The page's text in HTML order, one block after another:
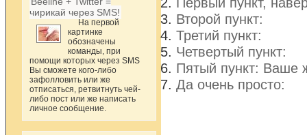
чирикай через SMS!
На первой
картинке
обозначены
команды, при
помощи которых через SMS
Вы сможете кого-либо
зафолловить или же
отписаться, ретвитнуть чей-
либо пост или же написать
личное сообщение.
Второй пункт:
Третий пункт:
Четвертый пункт:
Пятый пункт: Ваше
Да очень просто: